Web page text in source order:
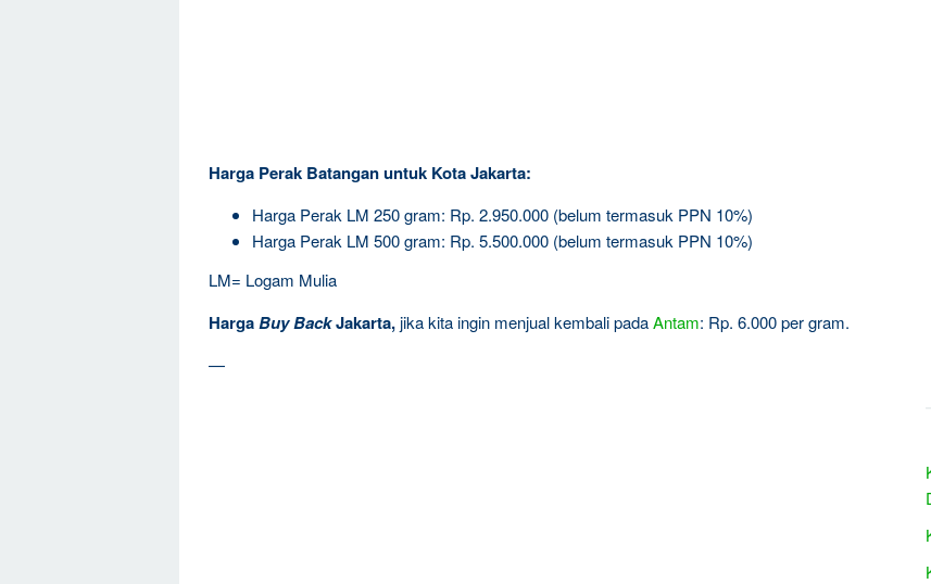
Harga Perak Batangan untuk Kota Jakarta:
Harga Perak LM 250 gram: Rp. 2.950.000 (belum termasuk PPN 10%)
Harga Perak LM 500 gram: Rp. 5.500.000 (belum termasuk PPN 10%)
LM= Logam Mulia
HargaBuy BackJakarta,jika kita ingin menjual kembali padaAntam: Rp. 6.000 per gram.
—